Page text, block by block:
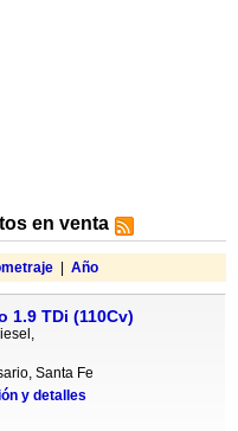
en venta
Año
1.9 TDi (110Cv)
Santa Fe
y detalles